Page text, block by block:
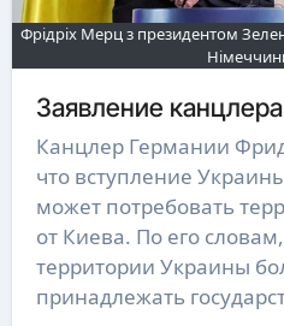
Фрідріх Мерц з президентом
Заявление
Канцлер Германии Фридрих Мерц заявил,
что вступление
может потребовать
от Киева. По его
территории Украины
принадлежать